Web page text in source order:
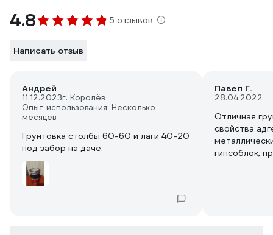
4.8 5 отзывов
Написать отзыв
Андрей
11.12.2023г. Королёв
Опыт использования: Несколько
месяцев
Грунтовка столбы 60-60 и лаги 40-20
под забор на даче.
Павел Г.
28.04.2022
Отличная
свойства
гипсоблок,